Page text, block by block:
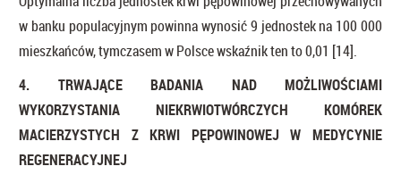
w banku populacyjnym powinna wynosić 9 jednostek na 100 000
mieszkańców, tymczasem w Polsce wskaźnik ten to 0,01 [14].
4. TRWAJĄCE BADANIA NAD MOŻLIWOŚCIAMI
WYKORZYSTANIA NIEKRWIOTWÓRCZYCH KOMÓREK
MACIERZYSTYCH Z KRWI PĘPOWINOWEJ W MEDYCYNIE
REGENERACYJNEJ